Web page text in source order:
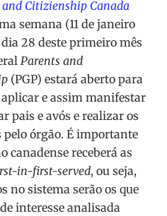
Citizienship Canada
semana (11 de janeiro
28 deste primeiro mês
Parents and
(PGP) estará aberto para
e assim manifestar
pais e avós e realizar os
órgão. É importante
canadense receberá as
in-first-served, ou seja,
no sistema serão os que
interesse analisada